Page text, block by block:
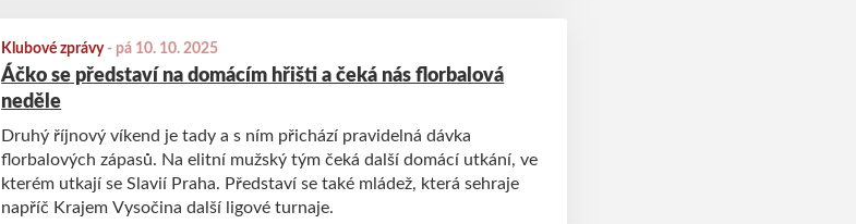
Klubové zprávy- pá 10. 10. 2025
Áčko se představí na domácím hřišti a čeká nás florbalová
neděle
Druhý říjnový víkend je tady a s ním přichází pravidelná dávka
florbalových zápasů. Na elitní mužský tým čeká další domácí utkání, ve
kterém utkají se Slavií Praha. Představí se také mládež, která sehraje
napříč Krajem Vysočina další ligové turnaje.